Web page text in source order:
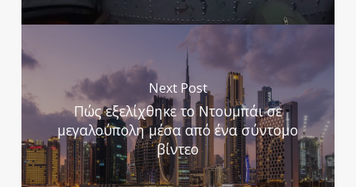
Next Post
Πώς εξελίχθηκε το Ντουμπάι σε
μεγαλούπολη μέσα από ένα σύντομο
βίντεο